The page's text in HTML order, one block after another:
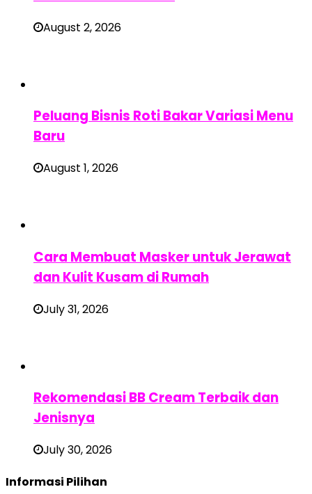
August 2, 2026
Peluang Bisnis Roti Bakar Variasi Menu
Baru
August 1, 2026
Cara Membuat Masker untuk Jerawat
dan Kulit Kusam di Rumah
July 31, 2026
Rekomendasi BB Cream Terbaik dan
Jenisnya
July 30, 2026
Informasi Pilihan